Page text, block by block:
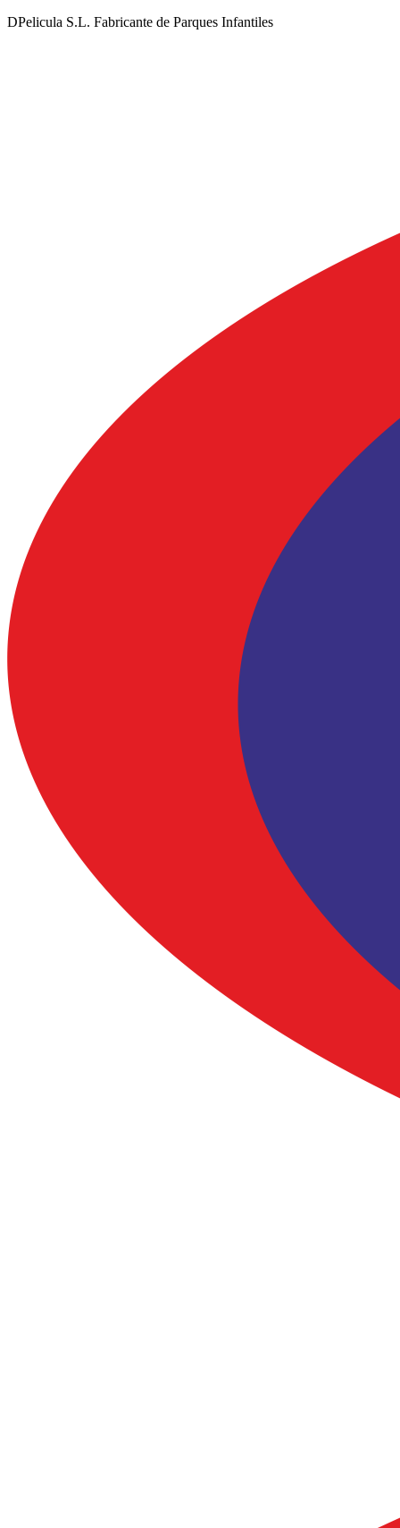
DPelicula S.L. Fabricante de Parques Infantiles